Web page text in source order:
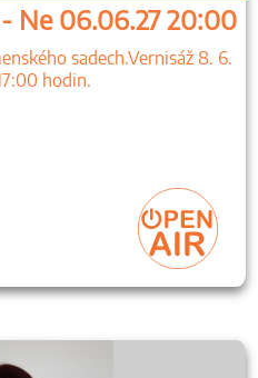
Ne 06.06.27 20:00
sadech.Vernisáž 8. 6.
hodin.